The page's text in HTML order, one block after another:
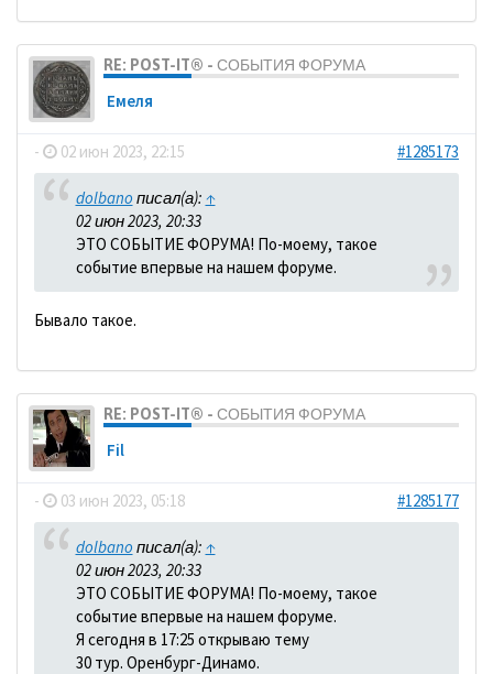
RE: POST-IT® - СОБЫТИЯ ФОРУМА
Емеля
- 02 июн 2023, 22:15 #1285173
dolbano писал(а): ↑
02 июн 2023, 20:33
ЭТО СОБЫТИЕ ФОРУМА! По-моему, такое
событие впервые на нашем форуме.
Бывало такое.
RE: POST-IT® - СОБЫТИЯ ФОРУМА
Fil
- 03 июн 2023, 05:18 #1285177
dolbano писал(а): ↑
02 июн 2023, 20:33
ЭТО СОБЫТИЕ ФОРУМА! По-моему, такое
событие впервые на нашем форуме.
Я сегодня в 17:25 открываю тему
30 тур. Оренбург-Динамо.